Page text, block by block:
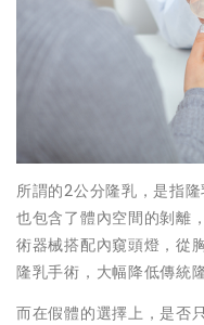
所謂的2公分隆乳，是指
也包含了體內空間的剝離
術器械搭配內窺頭燈，從
隆乳手術，大幅降低傳統
而在假體的選擇上，是否